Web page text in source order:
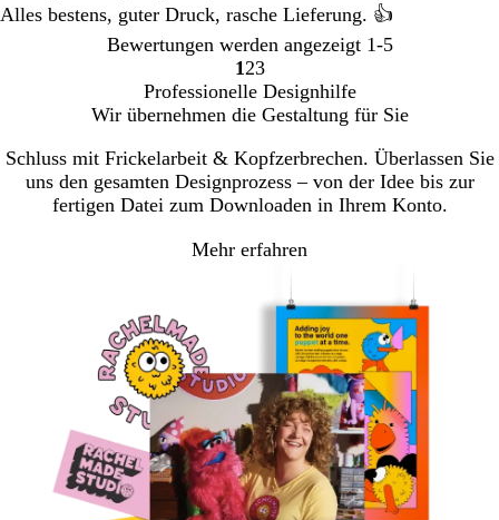
Alles bestens, guter Druck, rasche Lieferung. 👍
Bewertungen werden angezeigt 1-5
Gehe
zu
Seite
1 Gehe
zu
Seite
2Gehe
zu
Seite
3
Professionelle Designhilfe
Wir übernehmen die Gestaltung für Sie
Schluss mit Frickelarbeit & Kopfzerbrechen. Überlassen Sie
uns den gesamten Designprozess – von der Idee bis zur
fertigen Datei zum Downloaden in Ihrem Konto.
Mehr erfahren